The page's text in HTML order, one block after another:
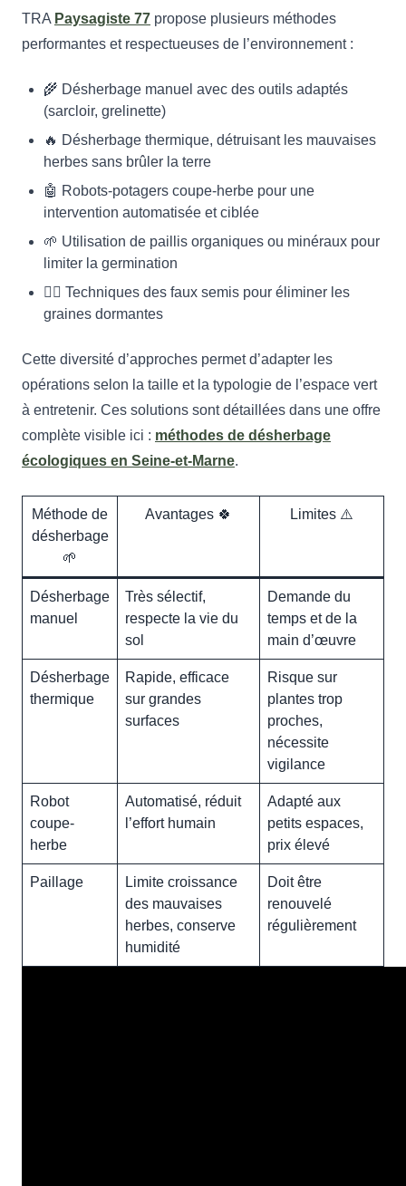
TRA Paysagiste 77 propose plusieurs méthodes
performantes et respectueuses de l’environnement :
🌾 Désherbage manuel avec des outils adaptés
(sarcloir, grelinette)
🔥 Désherbage thermique, détruisant les mauvaises
herbes sans brûler la terre
🤖 Robots-potagers coupe-herbe pour une
intervention automatisée et ciblée
🌱 Utilisation de paillis organiques ou minéraux pour
limiter la germination
🕵️‍♂️ Techniques des faux semis pour éliminer les
graines dormantes
Cette diversité d’approches permet d’adapter les
opérations selon la taille et la typologie de l’espace vert
à entretenir. Ces solutions sont détaillées dans une offre
complète visible ici : méthodes de désherbage
écologiques en Seine-et-Marne.
Méthode de
désherbage
🌱
Avantages 🍀 Limites ⚠️
Désherbage
manuel
Très sélectif,
respecte la vie du
sol
Demande du
temps et de la
main d’œuvre
Désherbage
thermique
Rapide, efficace
sur grandes
surfaces
Risque sur
plantes trop
proches,
nécessite
vigilance
Robot
coupe-
herbe
Automatisé, réduit
l’effort humain
Adapté aux
petits espaces,
prix élevé
Paillage
Limite croissance
des mauvaises
herbes, conserve
humidité
Doit être
renouvelé
régulièrement